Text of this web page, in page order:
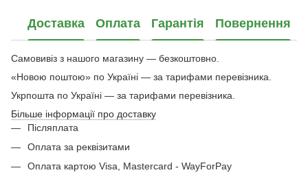
Доставка Оплата Гарантія Повернення
Самовивіз з нашого магазину — безкоштовно.
«Новою поштою» по Україні — за тарифами перевізника.
Укрпошта по Україні — за тарифами перевізника.
Більше інформації про доставку
Післяплата
Оплата за реквізитами
Оплата картою Visa, Mastercard - WayForPay